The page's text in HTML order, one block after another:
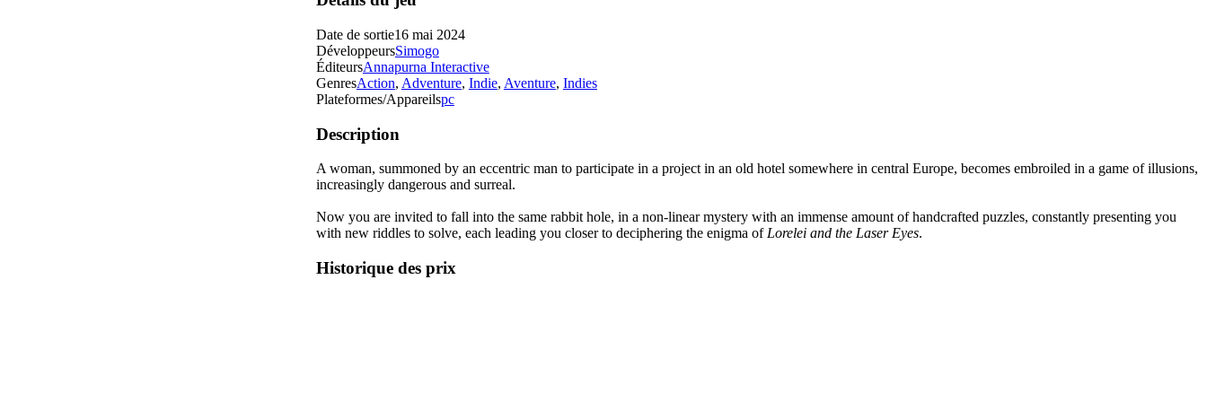
Date de sortie16 mai 2024
DéveloppeursSimogo
ÉditeursAnnapurna Interactive
GenresAction, Adventure, Indie, Aventure, Indies
Plateformes/Appareilspc
Description
A woman, summoned by an eccentric man to participate in a project in an old hotel somewhere in central Europe, becomes embroiled in a game of illusions,
increasingly dangerous and surreal.
Now you are invited to fall into the same rabbit hole, in a non-linear mystery with an immense amount of handcrafted puzzles, constantly presenting you
with new riddles to solve, each leading you closer to deciphering the enigma of Lorelei and the Laser Eyes.
Historique des prix